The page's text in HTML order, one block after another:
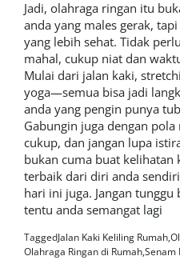
Jadi, olahraga ringan itu
anda yang males gerak,
yang lebih sehat. Tidak
mahal, cukup niat dan
Mulai dari jalan kaki,
yoga—semua bisa jadi
anda yang pengin punya
Gabungin juga dengan
cukup, dan jangan lupa
bukan cuma buat kelihatan
terbaik dari diri anda
hari ini juga. Jangan
tentu anda semangat lagi
TaggedJalan Kaki Keliling Rumah,
Olahraga Ringan di Rumah,Senam